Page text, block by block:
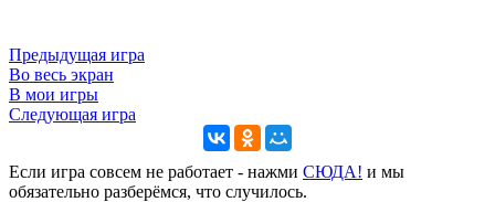
Предыдущая игра
Во весь экран
В мои игры
Следующая игра
Если игра совсем не работает - нажми CЮДА! и мы
обязательно разберёмся, что случилось.